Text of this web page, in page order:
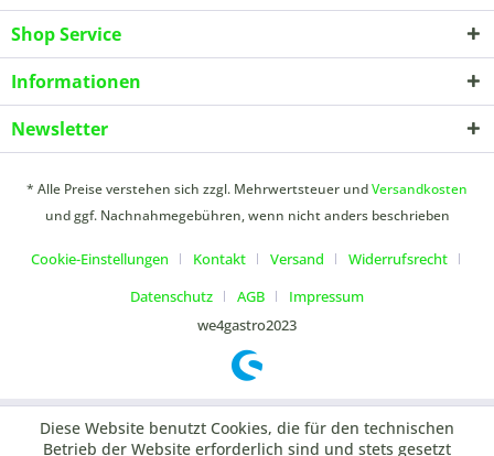
Shop Service
Informationen
Newsletter
* Alle Preise verstehen sich zzgl. Mehrwertsteuer undVersandkosten
und ggf. Nachnahmegebühren, wenn nicht anders beschrieben
Cookie-Einstellungen Kontakt Versand
Widerrufsrecht
Datenschutz
AGB
Impressum
we4gastro2023
Diese Website benutzt Cookies, die für den technischen
Betrieb der Website erforderlich sind und stets gesetzt